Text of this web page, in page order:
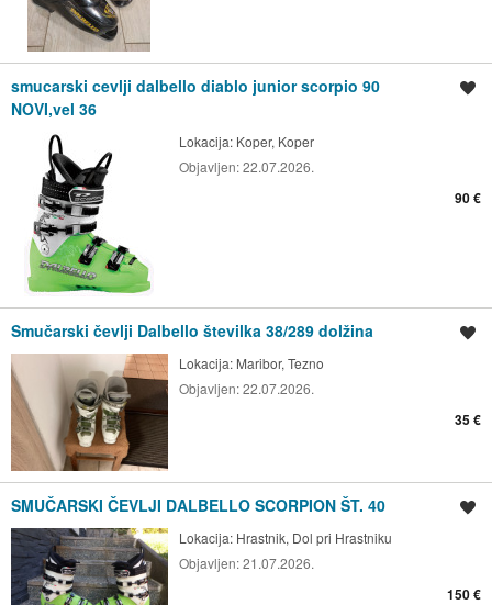
smucarski cevlji dalbello diablo junior scorpio 90
NOVI,vel 36
Lokacija: Koper, Koper
Objavljen:22.07.2026.
90 €
Smučarski čevlji Dalbello številka 38/289 dolžina
Lokacija: Maribor, Tezno
Objavljen:22.07.2026.
35 €
SMUČARSKI ČEVLJI DALBELLO SCORPION ŠT. 40
Lokacija: Hrastnik, Dol pri Hrastniku
Objavljen:21.07.2026.
150 €